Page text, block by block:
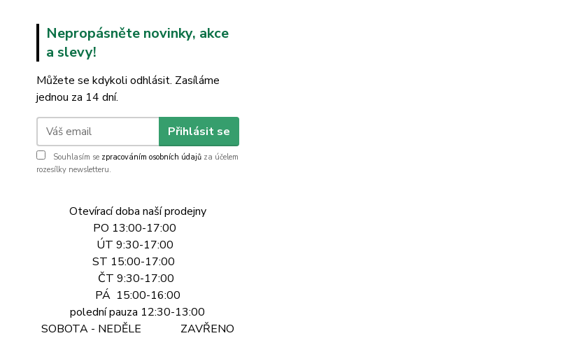
Nepropásněte novinky, akce
a slevy!
Můžete se kdykoli odhlásit. Zasíláme
jednou za 14 dní.
Přihlásit se
Souhlasím se zpracováním osobních údajů za účelem
rozesílky newsletteru.
Otevírací doba naší prodejny
PO 13:00-17:00
ÚT 9:30-17:00
ST 15:00-17:00
ČT 9:30-17:00
PÁ 15:00-16:00
polední pauza 12:30-13:00
SOBOTA - NEDĚLE ZAVŘENO